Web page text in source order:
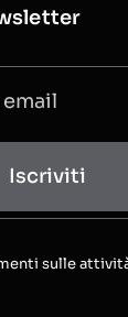
Iscriviti
sulle